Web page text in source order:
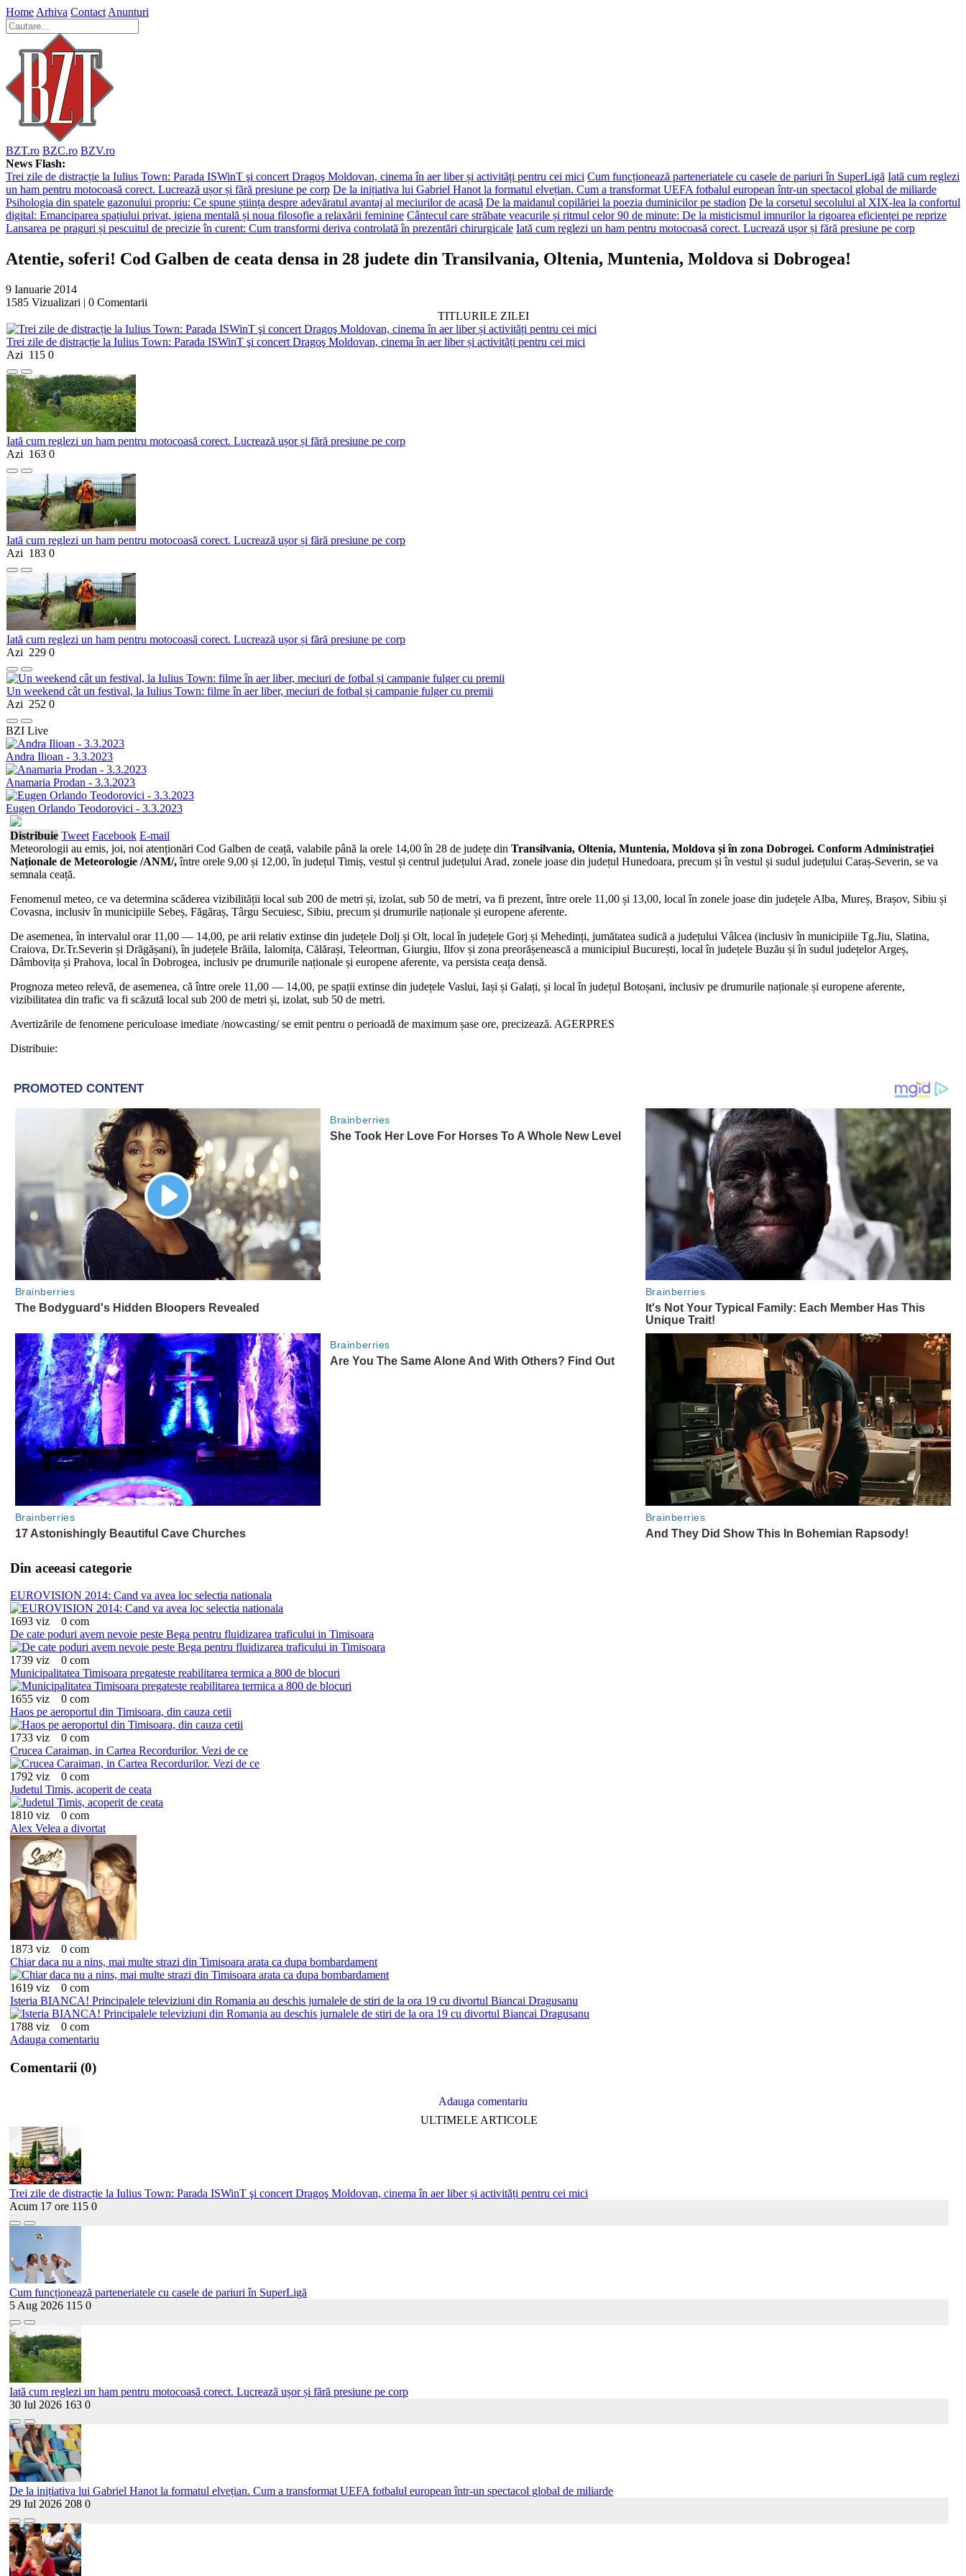
Home Arhiva Contact Anunturi
BZT.ro BZC.ro BZV.ro
News Flash:
Trei zile de distracție la Iulius Town: Parada ISWinT şi concert Dragoş Moldovan, cinema în aer liber și activități pentru cei mici Cum funcționează parteneriatele cu casele de pariuri în SuperLigă Iată cum reglezi
un ham pentru motocoasă corect. Lucrează ușor și fără presiune pe corp De la inițiativa lui Gabriel Hanot la formatul elvețian. Cum a transformat UEFA fotbalul european într-un spectacol global de miliarde
Psihologia din spatele gazonului propriu: Ce spune știința despre adevăratul avantaj al meciurilor de acasă De la maidanul copilăriei la poezia duminicilor pe stadion De la corsetul secolului al XIX-lea la confortul
digital: Emanciparea spațiului privat, igiena mentală și noua filosofie a relaxării feminine Cântecul care străbate veacurile și ritmul celor 90 de minute: De la misticismul imnurilor la rigoarea eficienței pe reprize
Lansarea pe praguri și pescuitul de precizie în curent: Cum transformi deriva controlată în prezentări chirurgicale Iată cum reglezi un ham pentru motocoasă corect. Lucrează ușor și fără presiune pe corp
Atentie, soferi! Cod Galben de ceata densa in 28 judete din Transilvania, Oltenia, Muntenia, Moldova si Dobrogea!
9 Ianuarie 2014
1585 Vizualizari | 0 Comentarii
TITLURILE ZILEI
Trei zile de distracție la Iulius Town: Parada ISWinT şi concert Dragoş Moldovan, cinema în aer liber și activități pentru cei mici
Azi 115 0
Iată cum reglezi un ham pentru motocoasă corect. Lucrează ușor și fără presiune pe corp
Azi 163 0
Iată cum reglezi un ham pentru motocoasă corect. Lucrează ușor și fără presiune pe corp
Azi 183 0
Iată cum reglezi un ham pentru motocoasă corect. Lucrează ușor și fără presiune pe corp
Azi 229 0
Un weekend cât un festival, la Iulius Town: filme în aer liber, meciuri de fotbal și campanie fulger cu premii
Azi 252 0
BZI Live
Andra Ilioan - 3.3.2023
Anamaria Prodan - 3.3.2023
Eugen Orlando Teodorovici - 3.3.2023
Distribuie Tweet Facebook E-mail
Meteorologii au emis, joi, noi atenționări Cod Galben de ceață, valabile până la orele 14,00 în 28 de județe din Transilvania, Oltenia, Muntenia, Moldova și în zona Dobrogei. Conform Administrației
Naționale de Meteorologie /ANM/,între orele 9,00 și 12,00, în județul Timiș, vestul și centrul județului Arad, zonele joase din județul Hunedoara, precum și în vestul și sudul județului Caraș-Severin, se va
semnala ceață.
Fenomenul meteo, ce va determina scăderea vizibilității local sub 200 de metri și, izolat, sub 50 de metri, va fi prezent, între orele 11,00 și 13,00, local în zonele joase din județele Alba, Mureș, Brașov, Sibiu și
Covasna, inclusiv în municipiile Sebeș, Făgăraș, Târgu Secuiesc, Sibiu, precum și drumurile naționale și europene aferente.
De asemenea, în intervalul orar 11,00 — 14,00, pe arii relativ extinse din județele Dolj și Olt, local în județele Gorj și Mehedinți, jumătatea sudică a județului Vâlcea (inclusiv în municipiile Tg.Jiu, Slatina,
Craiova, Dr.Tr.Severin și Drăgășani), în județele Brăila, Ialomița, Călărași, Teleorman, Giurgiu, Ilfov și zona preorășenească a municipiul București, local în județele Buzău și în sudul județelor Argeș,
Dâmbovița și Prahova, local în Dobrogea, inclusiv pe drumurile naționale și europene aferente, va persista ceața densă.
Prognoza meteo relevă, de asemenea, că între orele 11,00 — 14,00, pe spații extinse din județele Vaslui, Iași și Galați, și local în județul Botoșani, inclusiv pe drumurile naționale și europene aferente,
vizibilitatea din trafic va fi scăzută local sub 200 de metri și, izolat, sub 50 de metri.
Avertizările de fenomene periculoase imediate /nowcasting/ se emit pentru o perioadă de maximum șase ore, precizează. AGERPRES
Distribuie:
Din aceeasi categorie
EUROVISION 2014: Cand va avea loc selectia nationala
1693 viz
0 com
De cate poduri avem nevoie peste Bega pentru fluidizarea traficului in Timisoara
1739 viz
0 com
Municipalitatea Timisoara pregateste reabilitarea termica a 800 de blocuri
1655 viz
0 com
Haos pe aeroportul din Timisoara, din cauza cetii
1733 viz
0 com
Crucea Caraiman, in Cartea Recordurilor. Vezi de ce
1792 viz
0 com
Judetul Timis, acoperit de ceata
1810 viz
0 com
Alex Velea a divortat
1873 viz
0 com
Chiar daca nu a nins, mai multe strazi din Timisoara arata ca dupa bombardament
1619 viz
0 com
Isteria BIANCA! Principalele televiziuni din Romania au deschis jurnalele de stiri de la ora 19 cu divortul Biancai Dragusanu
1788 viz
0 com
Adauga comentariu
Comentarii (0)
Adauga comentariu
ULTIMELE ARTICOLE
Trei zile de distracție la Iulius Town: Parada ISWinT şi concert Dragoş Moldovan, cinema în aer liber și activități pentru cei mici
Acum 17 ore 115 0
Cum funcționează parteneriatele cu casele de pariuri în SuperLigă
5 Aug 2026 115 0
Iată cum reglezi un ham pentru motocoasă corect. Lucrează ușor și fără presiune pe corp
30 Iul 2026 163 0
De la inițiativa lui Gabriel Hanot la formatul elvețian. Cum a transformat UEFA fotbalul european într-un spectacol global de miliarde
29 Iul 2026 208 0